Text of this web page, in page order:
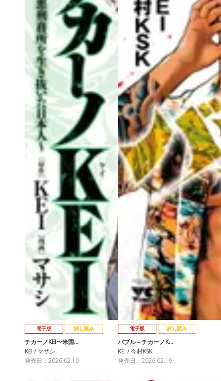
電子版 試し読み
チカーノKEI〜米国…
KEI / マサシ
発売日：2026.02.19
電子版 試し読み
バブル～チカーノK…
KEI / 今村KSK
発売日：2026.02.19